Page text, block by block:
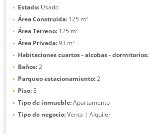
Estado: Usado
Área Construida: 125 m²
Área Terreno: 125 m²
Área Privada:93 m²
Habitaciones cuartos - alcobas - dormitorios:
Baños:2
Parqueo estacionamiento:2
Piso:3
Tipo de inmueble:Apartamento
Tipo de negocio:Venta | Alquiler